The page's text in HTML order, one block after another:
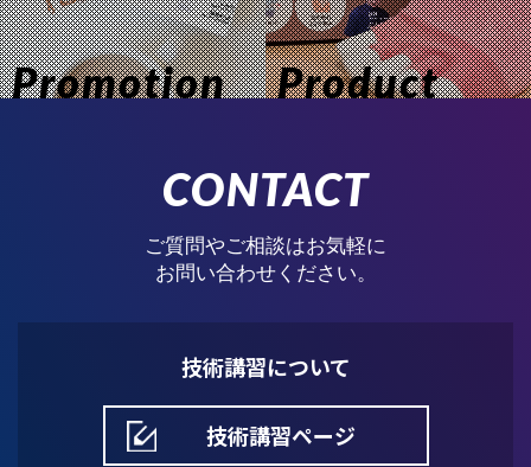
Promotion Product
CONTACT
ご質問やご相談はお気軽に
お問い合わせください。
技術講習について
技術講習ページ